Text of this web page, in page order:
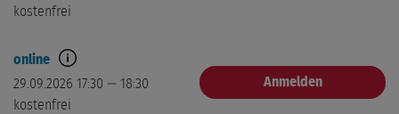
kostenfrei
online
29.09.2026 17:30 — 18:30
kostenfrei
Anmelden